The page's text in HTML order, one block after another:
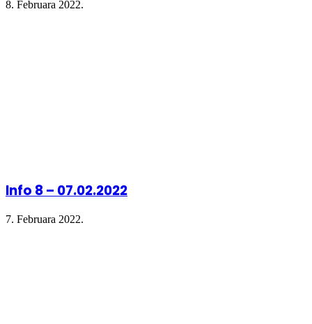
8. Februara 2022.
Info 8 – 07.02.2022
7. Februara 2022.